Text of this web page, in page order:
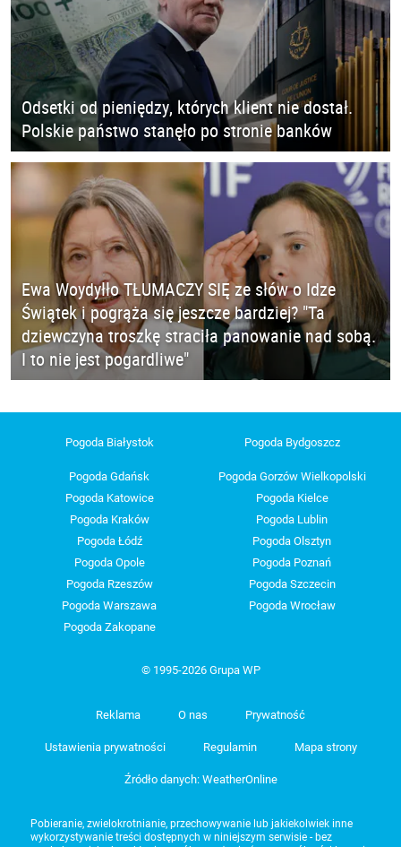
Odsetki od pieniędzy, których klient nie dostał.
Polskie państwo stanęło po stronie banków
Ewa Woydyłło TŁUMACZY SIĘ ze słów o Idze
Świątek i pogrąża się jeszcze bardziej? "Ta
dziewczyna troszkę straciła panowanie nad sobą.
I to nie jest pogardliwe"
Pogoda Białystok Pogoda Bydgoszcz
Pogoda Gdańsk
Pogoda Gorzów Wielkopolski
Pogoda Katowice
Pogoda Kielce
Pogoda Kraków
Pogoda Lublin
Pogoda Łódź
Pogoda Olsztyn
Pogoda Opole
Pogoda Poznań
Pogoda Rzeszów
Pogoda Szczecin
Pogoda Warszawa
Pogoda Wrocław
Pogoda Zakopane
© 1995-2026 Grupa WP
Reklama O nas Prywatność
Ustawienia prywatności Regulamin Mapa strony
Źródło danych: WeatherOnline
Pobieranie, zwielokrotnianie, przechowywanie lub jakiekolwiek inne
wykorzystywanie treści dostępnych w niniejszym serwisie - bez